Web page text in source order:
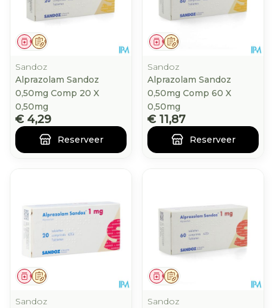
Op voorschrift
Geneesmiddel
Sandoz
Alprazolam Sandoz
0,50mg Comp 20 X
0,50mg
€ 4,29
Reserveer
Op voorschrift
Geneesmiddel
Sandoz
Alprazolam Sandoz
0,50mg Comp 60 X
0,50mg
€ 11,87
Reserveer
Op voorschrift
Geneesmiddel
Sandoz
Op voorschrift
Geneesmiddel
Sandoz